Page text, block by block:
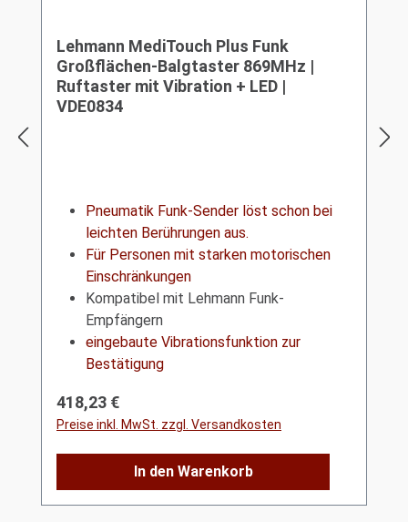
Lehmann MediTouch Plus Funk
Großflächen-Balgtaster 869MHz |
Ruftaster mit Vibration + LED |
VDE0834
Pneumatik Funk-Sender löst schon bei
leichten Berührungen aus.
Für Personen mit starken motorischen
Einschränkungen
Kompatibel mit Lehmann Funk-
Empfängern
eingebaute Vibrationsfunktion zur
Bestätigung
Regulärer Preis:
418,23 €
Preise inkl. MwSt. zzgl. Versandkosten
In den Warenkorb